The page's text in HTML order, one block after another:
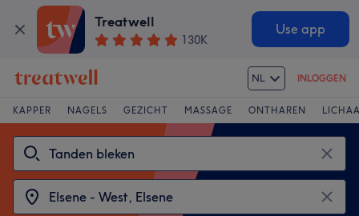
Treatwell
130K
Use app
NL INLOGGEN
KAPPER NAGELS GEZICHT MASSAGE ONTHAREN